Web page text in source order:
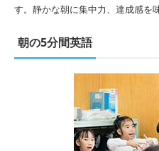
す。静かな朝に集中力、達成感を
朝の5分間英語